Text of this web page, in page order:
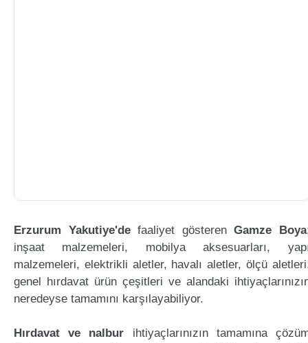
Erzurum Yakutiye'defaaliyet gösterenGamze Boya
inşaat malzemeleri, mobilya aksesuarları,
malzemeleri, elektrikli aletler, havalı aletler, ölçü
genel hırdavat ürün çeşitleri ve alandaki
neredeyse tamamını karşılayabiliyor.
Hırdavat ve nalbur ihtiyaçlarınızın tamamına